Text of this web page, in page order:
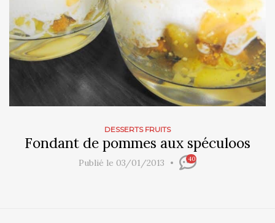
DESSERTS FRUITS
Fondant de pommes aux spéculoos
Publié le 03/01/2013 40